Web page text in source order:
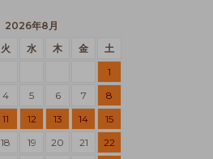
2026年8月
火 水 木 金
土
1
4 5 6 7
8
11 12 13 14
15
18 19 20 21
22